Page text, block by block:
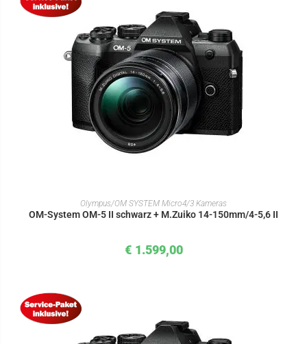
IN DEN WARENKORB
Olympus/OM SYSTEM Micro4/3 Kameras
OM-System OM-5 II schwarz + M.Zuiko 14-150mm/4-5,6 II
€ 1.599,00